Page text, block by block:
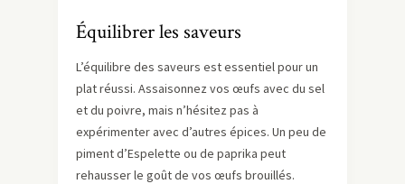
Équilibrer les saveurs
L’équilibre des saveurs est essentiel pour un
plat réussi. Assaisonnez vos œufs avec du sel
et du poivre, mais n’hésitez pas à
expérimenter avec d’autres épices. Un peu de
piment d’Espelette ou de paprika peut
rehausser le goût de vos œufs brouillés.